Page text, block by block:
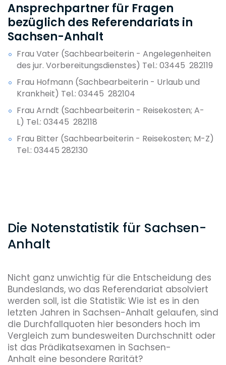
Ansprechpartner für Fragen
bezüglich des Referendariats in
Sachsen-Anhalt
Frau Vater (Sachbearbeiterin - Angelegenheiten
des jur. Vorbereitungsdienstes) Tel.: 03445 282119
Frau Hofmann (Sachbearbeiterin - Urlaub und
Krankheit) Tel.: 03445 282104
Frau Arndt (Sachbearbeiterin - Reisekosten; A-
L) Tel.: 03445 282118
Frau Bitter (Sachbearbeiterin - Reisekosten; M-Z)
Tel.: 03445 282130
Die Notenstatistik für Sachsen-
Anhalt
Nicht ganz unwichtig für die Entscheidung des
Bundeslands, wo das Referendariat absolviert
werden soll, ist die Statistik: Wie ist es in den
letzten Jahren in Sachsen-Anhalt gelaufen, sind
die Durchfallquoten hier besonders hoch im
Vergleich zum bundesweiten Durchschnitt oder
ist das Prädikatsexamen in Sachsen-
Anhalt eine besondere Rarität?